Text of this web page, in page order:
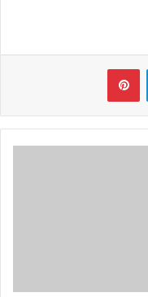
لینکدین ‫پین‌ترست